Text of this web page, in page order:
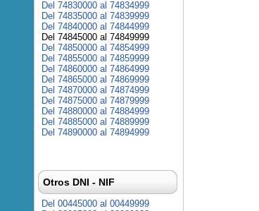
Del 74830000 al 74834999
Del 74835000 al 74839999
Del 74840000 al 74844999
Del 74845000 al 74849999
Del 74850000 al 74854999
Del 74855000 al 74859999
Del 74860000 al 74864999
Del 74865000 al 74869999
Del 74870000 al 74874999
Del 74875000 al 74879999
Del 74880000 al 74884999
Del 74885000 al 74889999
Del 74890000 al 74894999
Otros DNI - NIF
Del 00445000 al 00449999